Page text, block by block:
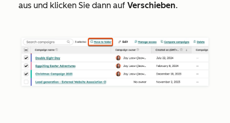
aus und klicken Sie dann auf Verschieben.